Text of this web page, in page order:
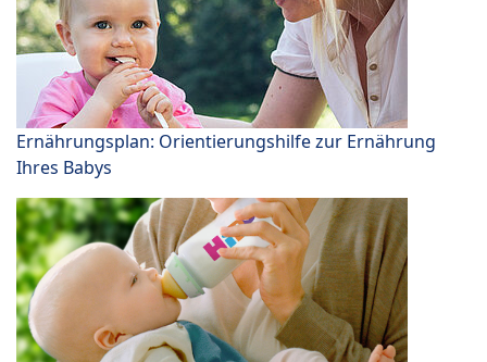
Ernährungsplan: Orientierungshilfe zur Ernährung
Ihres Babys